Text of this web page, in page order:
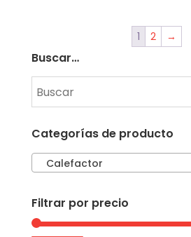
1 2 →
Buscar…
Categorías de producto
Calefactor
Filtrar por precio